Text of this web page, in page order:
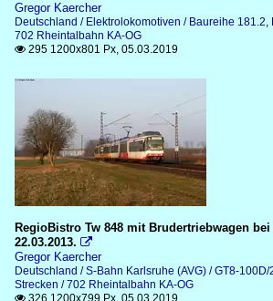
Gregor Kaercher
Deutschland / Elektrolokomotiven / Baureihe 181.2,
702 Rheintalbahn KA-OG
 295 1200x801 Px, 05.03.2019
RegioBistro Tw 848 mit Brudertriebwagen
22.03.2013. 
Gregor Kaercher
Deutschland / S-Bahn Karlsruhe (AVG) / GT8-100D/
Strecken / 702 Rheintalbahn KA-OG
 326 1200x799 Px, 05.03.2019